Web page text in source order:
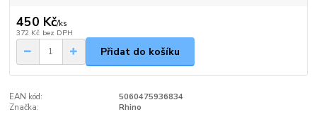
450 Kč/ks
372 Kč bez DPH
Přidat do košíku
EAN kód:
5060475936834
Značka:
Rhino